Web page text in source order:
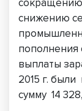
сокращению
снижению
пополнения
выплаты
2015 г.
сумму 14